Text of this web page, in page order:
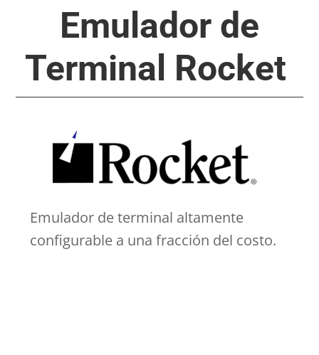
Emulador de
Terminal Rocket
Emulador de terminal altamente
configurable a una fracción del costo.